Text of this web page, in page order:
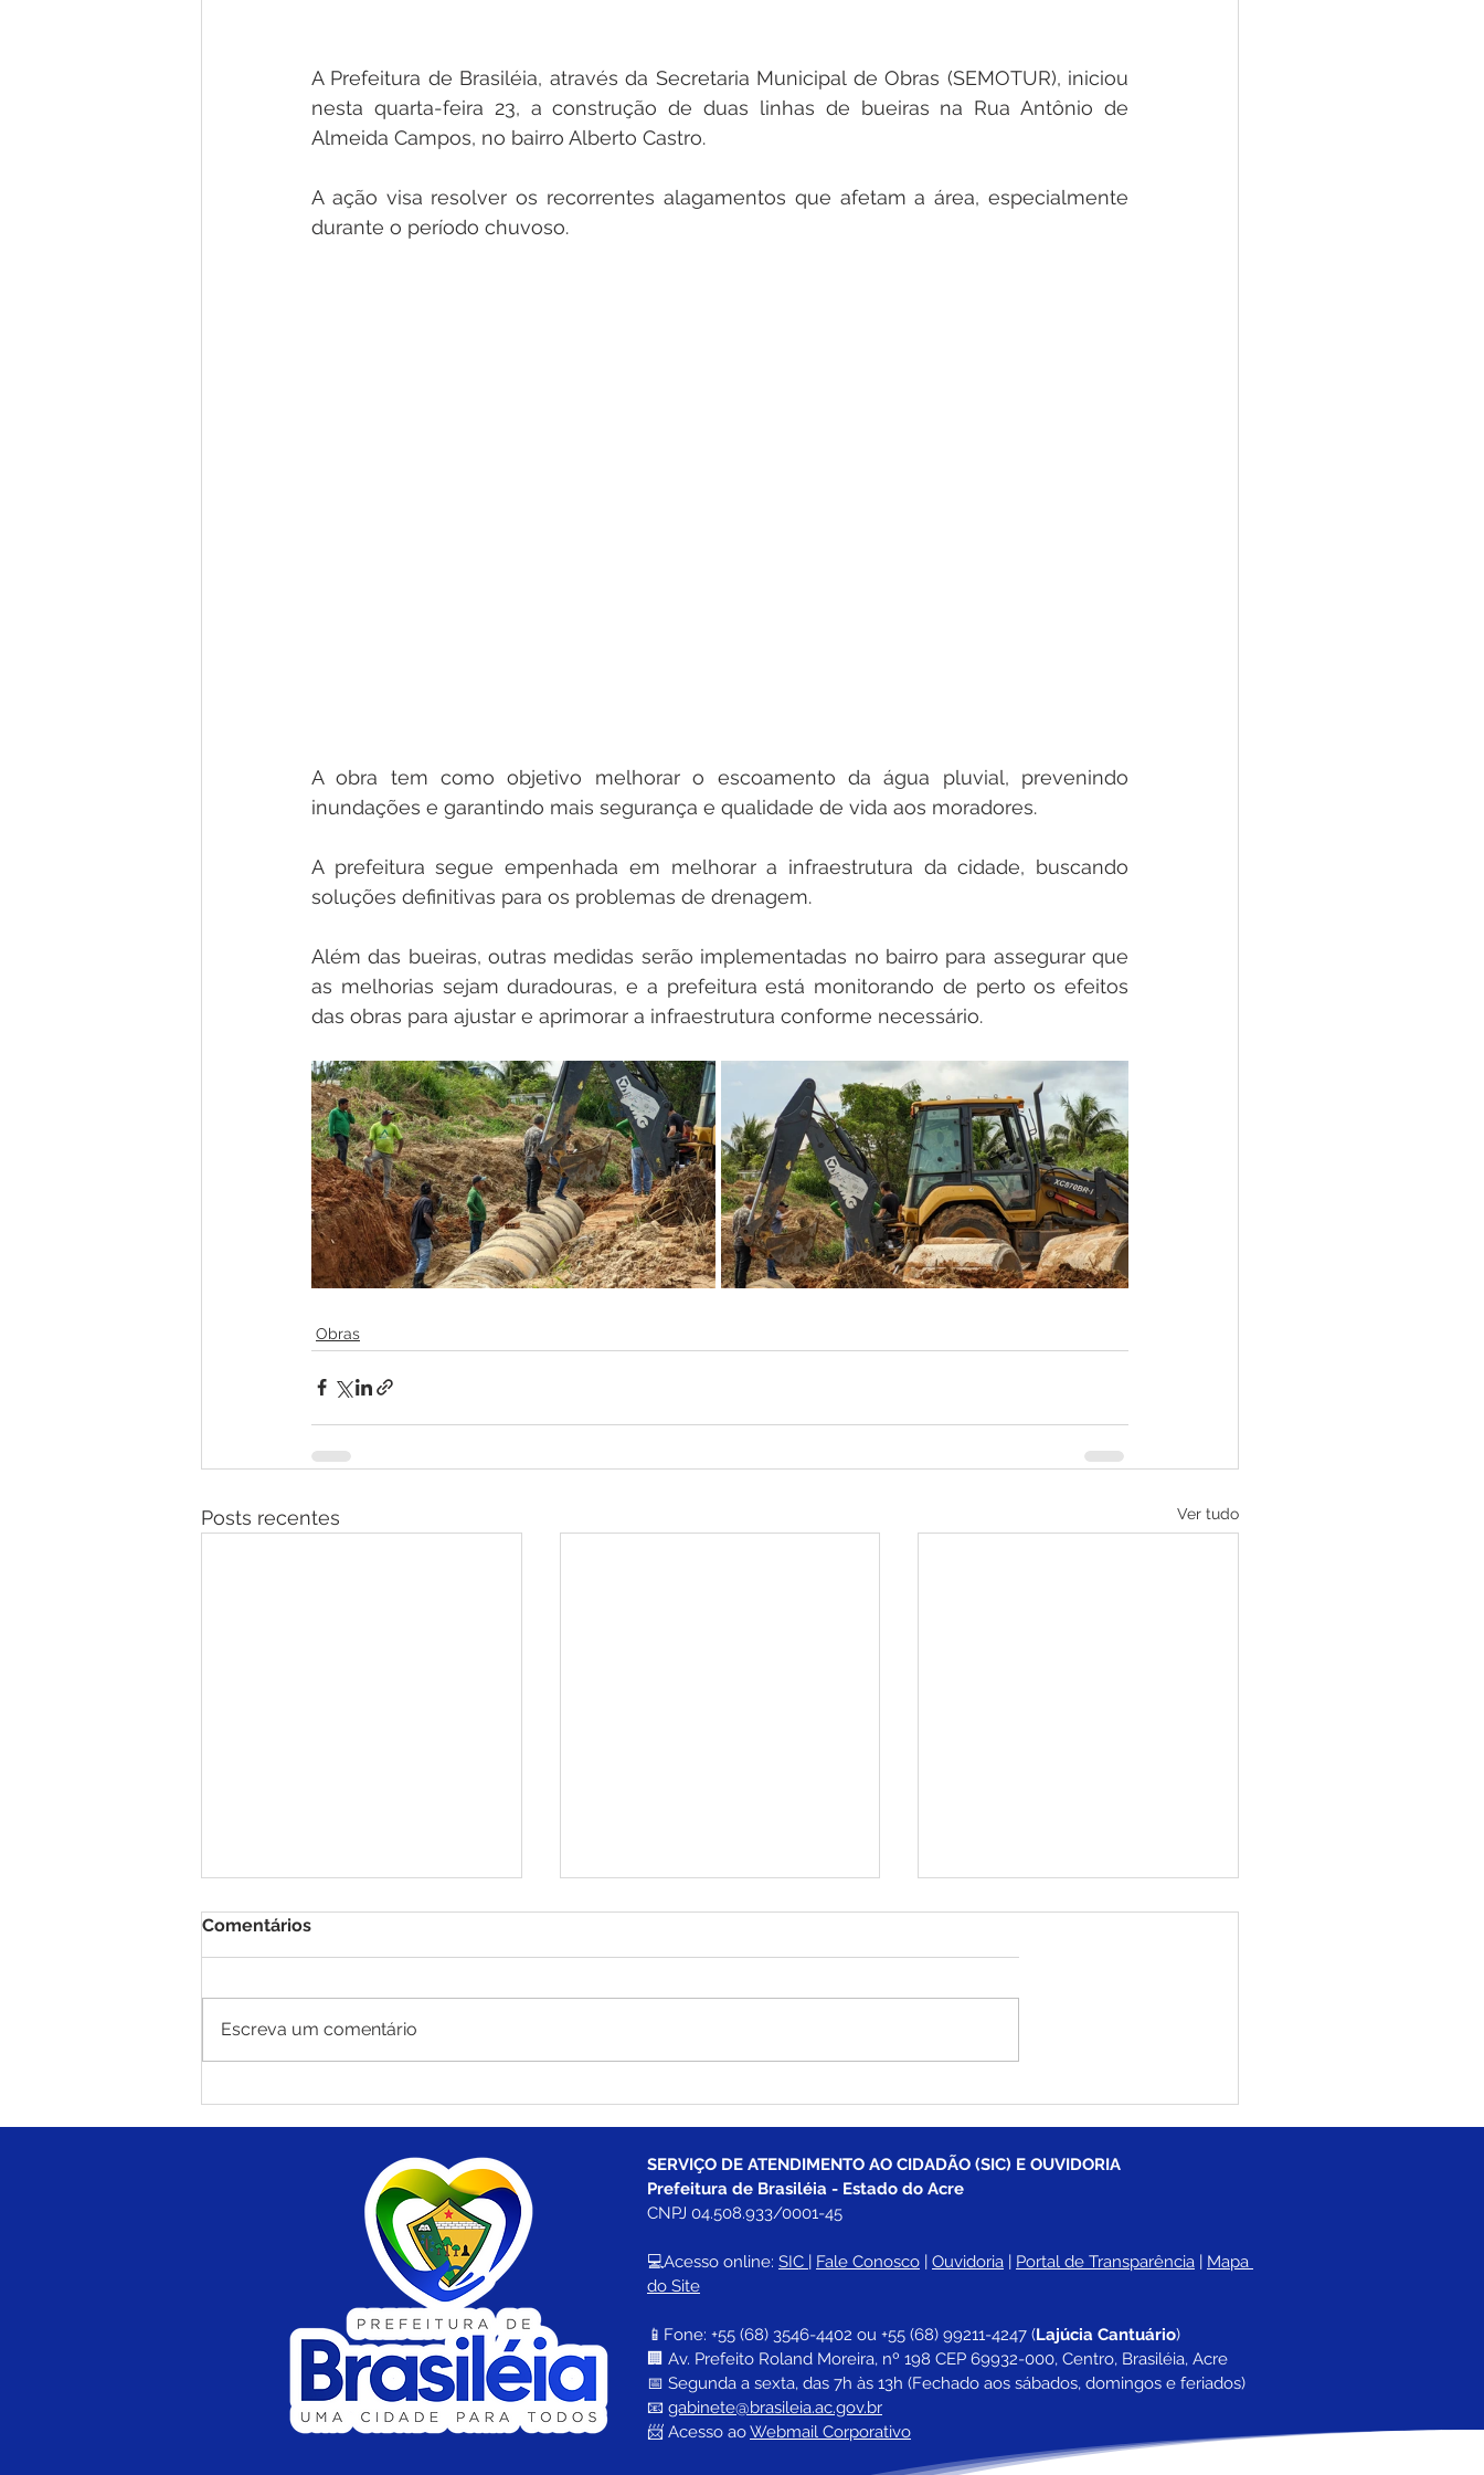
A Prefeitura de Brasiléia, através da Secretaria Municipal de Obras (SEMOTUR), iniciou
nesta quarta-feira 23, a construção de duas linhas de bueiras na Rua Antônio de
Almeida Campos, no bairro Alberto Castro.
A ação visa resolver os recorrentes alagamentos que afetam a área, especialmente
durante o período chuvoso.
A obra tem como objetivo melhorar o escoamento da água pluvial, prevenindo
inundações e garantindo mais segurança e qualidade de vida aos moradores.
A prefeitura segue empenhada em melhorar a infraestrutura da cidade, buscando
soluções definitivas para os problemas de drenagem.
Além das bueiras, outras medidas serão implementadas no bairro para assegurar que
as melhorias sejam duradouras, e a prefeitura está monitorando de perto os efeitos
das obras para ajustar e aprimorar a infraestrutura conforme necessário.
Obras
Posts recentes Ver tudo
asfáltica no Ramal do Polo
Porto Carlos e garante
acesso à zona rural
mobilidade nas ruas e
bairros
Comentários
Escreva um comentário
SERVIÇO DE ATENDIMENTO AO CIDADÃO (SIC) E OUVIDORIA
Prefeitura de Brasiléia - Estado do Acre
CNPJ 04.508.933/0001-45
💻Acesso online: SIC | Fale Conosco | Ouvidoria | Portal de Transparência | Mapa
do Site
📱Fone: +55 (68) 3546-4402 ou +55 (68) 99211-4247 (Lajúcia Cantuário)
🏢 Av. Prefeito Roland Moreira, nº 198 CEP 69932-000, Centro, Brasiléia, Acre
📅 Segunda a sexta, das 7h às 13h (Fechado aos sábados, domingos e feriados)
📧 gabinete@brasileia.ac.gov.br
📨 Acesso ao Webmail Corporativo